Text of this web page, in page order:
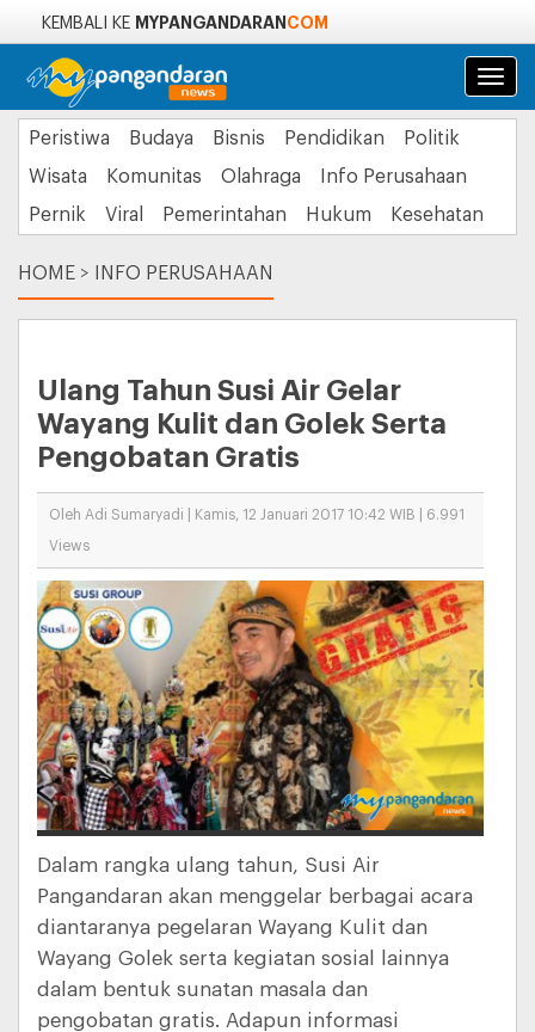
KEMBALI KE MYPANGANDARAN COM
Peristiwa Budaya Bisnis Pendidikan
Politik
Wisata
Komunitas Olahraga
Info Perusahaan
Pernik
Viral Pemerintahan Hukum Kesehatan
HOME > INFO PERUSAHAAN
Ulang Tahun Susi Air Gelar
Wayang Kulit dan Golek Serta
Pengobatan Gratis
Oleh Adi Sumaryadi | Kamis, 12 Januari 2017 10:42 WIB | 6.991
Views
Dalam rangka ulang tahun, Susi Air
Pangandaran akan menggelar berbagai acara
diantaranya pegelaran Wayang Kulit dan
Wayang Golek serta kegiatan sosial lainnya
dalam bentuk sunatan masala dan
pengobatan gratis. Adapun informasi